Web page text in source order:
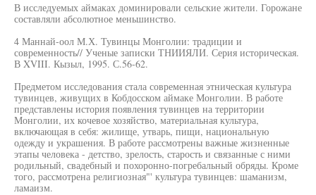
В исследуемых аймаках доминировали сельские жители. Горожане
составляли абсолютное меньшинство.
4 Маннай-оол М.Х. Тувинцы Монголии: традиции и
современность// Ученые записки ТНИИЯЛИ. Серия историческая.
В XVIII. Кызыл, 1995. С.56-62.
Предметом исследования стала современная этническая культура
тувинцев, живущих в Кобдосском аймаке Монголии. В работе
представлены история появления тувинцев на территории
Монголии, их кочевое хозяйство, материальная культура,
включающая в себя: жилище, утварь, пищи, национальную
одежду и украшения. В работе рассмотрены важные жизненные
этапы человека - детство, зрелость, старость и связанные с ними
родильный, свадебный и похоронно-погребальный обряды. Кроме
того, рассмотрена религиозная"' культура тувинцев: шаманизм,
ламаизм.